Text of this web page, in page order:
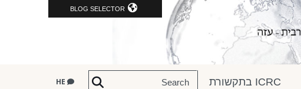
BLOG SELECTOR
ICRC בתקשורת